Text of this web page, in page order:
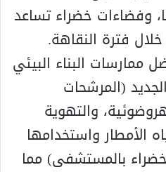
1300 موقفا، وفضاءات خضراء تساعد
فترة النقاهة.
البناء البيئي
(المرشحات
والتهوية
الأمطار واستخدامها
بالمستشفى) مما